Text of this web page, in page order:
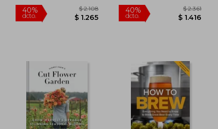
50%
dcto.
40%
dcto.